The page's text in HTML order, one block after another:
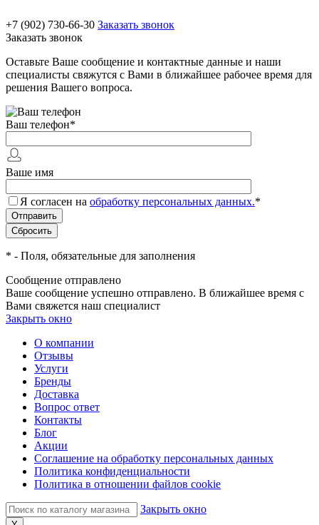
+7 (902) 730-66-30 Заказать звонок
Заказать звонок
Оставьте Ваше сообщение и контактные данные и наши
специалисты свяжутся с Вами в ближайшее рабочее время для
решения Вашего вопроса.
Ваш телефон*
Ваше имя
Я согласен на обработку персональных данных.*
* - Поля, обязательные для заполнения
Сообщение отправлено
Ваше сообщение успешно отправлено. В ближайшее время с
Вами свяжется наш специалист
Закрыть окно
О компании
Отзывы
Услуги
Бренды
Доставка
Вопрос ответ
Контакты
Блог
Акции
Соглашение на обработку персональных данных
Политика конфиденциальности
Политика в отношении файлов cookie
Закрыть окно